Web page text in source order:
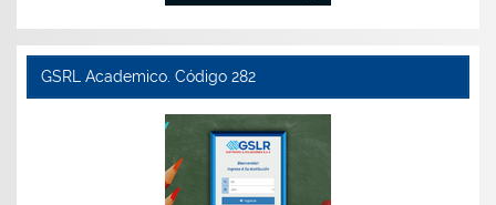
GSRL Academico. Código 282